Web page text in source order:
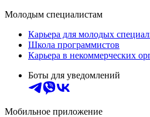
Молодым специалистам
Карьера для молодых
Школа программистов
Карьера в некоммерческих
Боты для уведомлений
Мобильное приложение